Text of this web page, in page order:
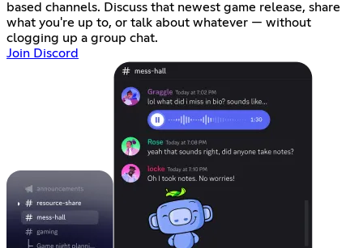
based channels. Discuss that newest game release, share
what you're up to, or talk about whatever — without
clogging up a group chat.
Join Discord